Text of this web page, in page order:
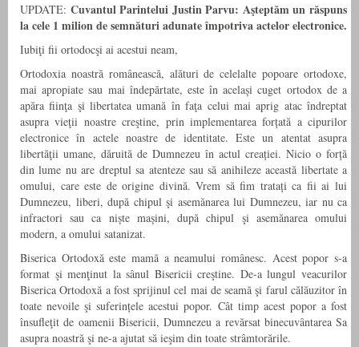
UPDATE: Cuvantul Parintelui Justin Parvu: Aşteptăm un răspuns
la cele 1 milion de semnături adunate împotriva actelor electronice.
Iubiţi fii ortodocşi ai acestui neam,
Ortodoxia noastră românească, alături de celelalte popoare ortodoxe,
mai apropiate sau mai îndepărtate, este în același cuget ortodox de a
apăra fiinţa şi libertatea umană în faţa celui mai aprig atac îndreptat
asupra vieţii noastre creştine, prin implementarea forțată a cipurilor
electronice în actele noastre de identitate. Este un atentat asupra
libertăţii umane, dăruită de Dumnezeu în actul creației. Nicio o forță
din lume nu are dreptul sa atenteze sau să anihileze această libertate a
omului, care este de origine divină. Vrem să fim tratați ca fii ai lui
Dumnezeu, liberi, după chipul şi asemănarea lui Dumnezeu, iar nu ca
infractori sau ca niște mașini, după chipul şi asemănarea omului
modern, a omului satanizat.
Biserica Ortodoxă este mamă a neamului românesc. Acest popor s-a
format şi menţinut la sânul Bisericii creştine. De-a lungul veacurilor
Biserica Ortodoxă a fost sprijinul cel mai de seamă şi farul călăuzitor în
toate nevoile şi suferințele acestui popor. Cât timp acest popor a fost
însufleţit de oamenii Bisericii, Dumnezeu a revărsat binecuvântarea Sa
asupra noastră şi ne-a ajutat să ieşim din toate strâmtorările.